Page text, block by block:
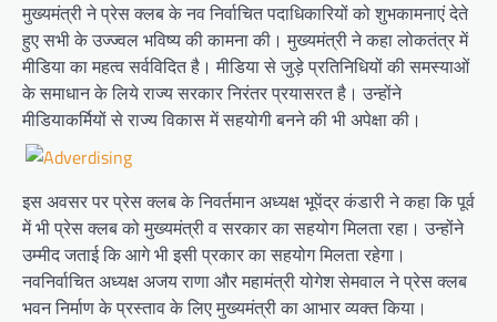
मुख्यमंत्री ने प्रेस क्लब के नव निर्वाचित पदाधिकारियों को शुभकामनाएं देते
हुए सभी के उज्ज्वल भविष्य की कामना की। मुख्यमंत्री ने कहा लोकतंत्र में
मीडिया का महत्व सर्वविदित है। मीडिया से जुड़े प्रतिनिधियों की समस्याओं
के समाधान के लिये राज्य सरकार निरंतर प्रयासरत है। उन्होंने
मीडियाकर्मियों से राज्य विकास में सहयोगी बनने की भी अपेक्षा की।
इस अवसर पर प्रेस क्लब के निवर्तमान अध्यक्ष भूपेंद्र कंडारी ने कहा कि पूर्व
में भी प्रेस क्लब को मुख्यमंत्री व सरकार का सहयोग मिलता रहा। उन्होंने
उम्मीद जताई कि आगे भी इसी प्रकार का सहयोग मिलता रहेगा।
नवनिर्वाचित अध्यक्ष अजय राणा और महामंत्री योगेश सेमवाल ने प्रेस क्लब
भवन निर्माण के प्रस्ताव के लिए मुख्यमंत्री का आभार व्यक्त किया।